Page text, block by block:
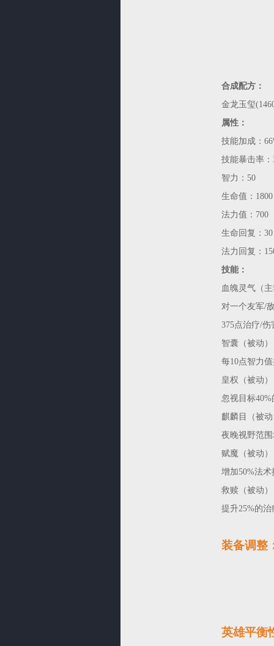
合成配方：
金龙玉玺
属性：
技能加成：
技能暴击率：
智力：50
生命值：1800
法力值：700
生命回复：30
法力回复：
技能：
血魄灵气（
对一个友军/
375点治疗/伤
智囊（被动）
每10点智力
皇权（被动）
忽视目标
麒麟目（被
夜晚视野范
赋魔（被动）
增加50%法
救赎（被动）
提升25%的治
装备调整
英雄平衡